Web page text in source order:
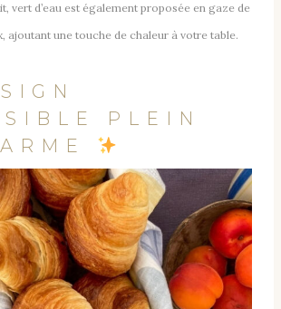
vert d’eau est également proposée en gaze de
ajoutant une touche de chaleur à votre table.
PLEIN